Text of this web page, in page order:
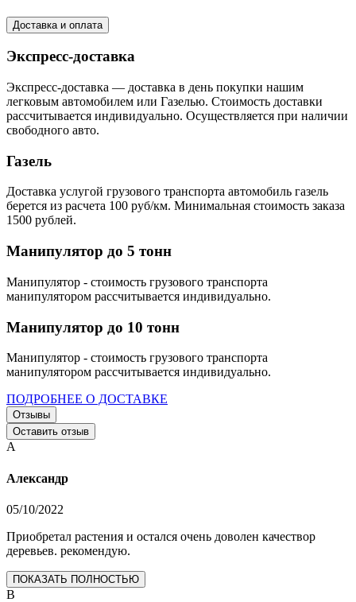
Доставка и оплата
Экспресс-доставка
Экспресс-доставка — доставка в день покупки нашим
легковым автомобилем или Газелью. Стоимость доставки
рассчитывается индивидуально. Осуществляется при наличии
свободного авто.
Газель
Доставка услугой грузового транспорта автомобиль газель
берется из расчета 100 руб/км. Минимальная стоимость заказа
1500 рублей.
Манипулятор до 5 тонн
Манипулятор - стоимость грузового транспорта
манипулятором рассчитывается индивидуально.
Манипулятор до 10 тонн
Манипулятор - стоимость грузового транспорта
манипулятором рассчитывается индивидуально.
ПОДРОБНЕЕ О ДОСТАВКЕ
Отзывы
Оставить отзыв
А
Александр
05/10/2022
Приобретал растения и остался очень доволен качествор
деревьев. рекомендую.
ПОКАЗАТЬ ПОЛНОСТЬЮ
В